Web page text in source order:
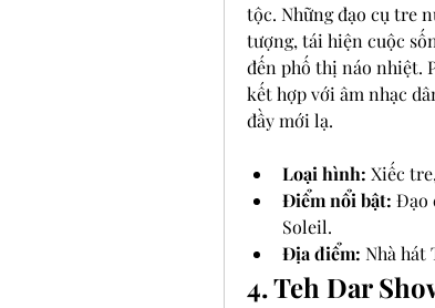
tộc. Những đạo cụ tre
tượng, tái hiện cuộc
đến phố thị náo nhiệt.
kết hợp với âm nhạc
đầy mới lạ.
Loại hình: Xiếc
Điểm nổi bật: Đạo
Soleil.
Địa điểm: Nhà hát
4. Teh Dar